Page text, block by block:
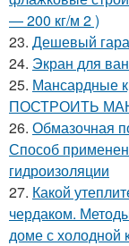
— 200 кг/м 2 )
23. Дешевый
24. Экран для
25. Мансардные
ПОСТРОИТЬ
26. Обмазочная
Способ
гидроизоляции
27. Какой
чердаком.
доме с холодной